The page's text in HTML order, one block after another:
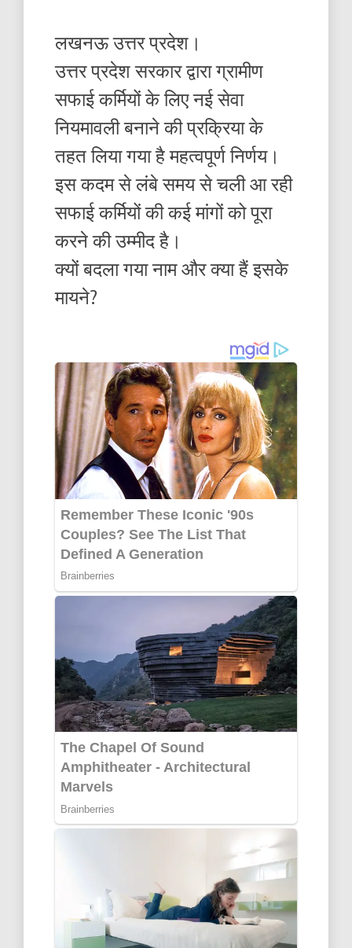
लखनऊ उत्तर प्रदेश।
उत्तर प्रदेश सरकार द्वारा ग्रामीण
सफाई कर्मियों के लिए नई सेवा
नियमावली बनाने की प्रक्रिया के
तहत लिया गया है महत्वपूर्ण निर्णय।
इस कदम से लंबे समय से चली आ रही
सफाई कर्मियों की कई मांगों को पूरा
करने की उम्मीद है।
क्यों बदला गया नाम और क्या हैं इसके
मायने?